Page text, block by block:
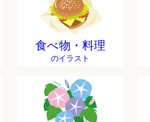
食べ物・料理
のイラスト